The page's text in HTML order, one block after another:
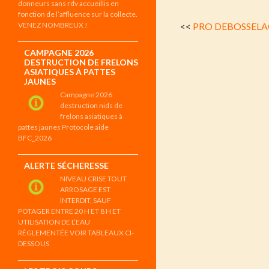
<< PRO
donneurs sans rdv accueillis en
fonction de l’affluence sur la collecte.
VENEZ NOMBREUX !
CAMPAGNE 2026
DESTRUCTION DE FRELONS
ASIATIQUES À PATTES
JAUNES
Campagne 2026
destruction nids de
frelons asiatiques à
pattes jaunes Protocole aide
BFC_2026
ALERTE SÉCHERESSE
NIVEAU CRISE TOUT
ARROSAGE EST
INTERDIT, SAUF
POTAGER ENTRE 20 H ET 8 H ET
UTILISATION DE L’EAU
RÉGLEMENTÉE VOIR TABLEAUX CI-
DESSOUS